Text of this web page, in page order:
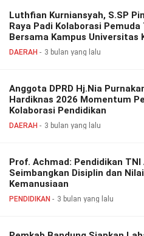
Luthfian Kurniansyah, S.SP
Raya Padi Kolaborasi Pemuda
Bersama Kampus Universitas
Republik Indonesia
DAERAH 3 bulan yang lalu
Anggota DPRD Hj.Nia
Hardiknas 2026 Momentum
Kolaborasi Pendidikan
DAERAH 3 bulan yang lalu
Prof. Achmad: Pendidikan TNI
Seimbangkan Disiplin dan Nilai
Kemanusiaan
PENDIDIKAN 3 bulan yang lalu